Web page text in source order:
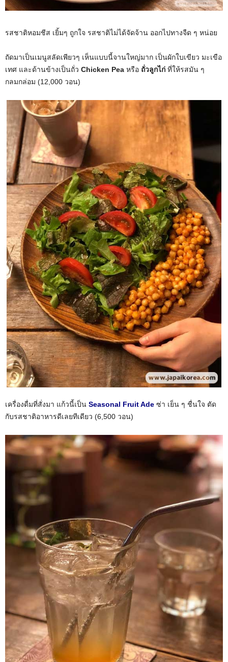
รสชาติหอมชีส เยิ้มๆ ถูกใจ รสชาติไม่ได้จัดจ้าน ออกไปทางจืด ๆ หน่อย
ถัดมาเป็นเมนูสลัดเพียวๆ เห็นแบบนี้จานใหญ่มาก เป็นผักใบเขียว มะเขือ
เทศ และด้านข้างเป็นถั่ว Chicken Pea หรือ ถั่วลูกไก่ ที่ให้รสมัน ๆ
กลมกล่อม (12,000 วอน)
เครื่องดื่มที่สั่งมา แก้วนี้เป็น Seasonal Fruit Ade ซ่า เย็น ๆ ชื่นใจ ตัด
กับรสชาติอาหารดีเลยทีเดียว (6,500 วอน)